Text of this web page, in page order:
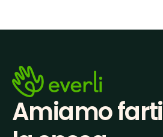
Amiamo farti